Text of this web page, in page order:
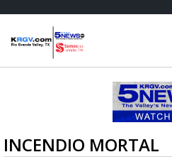
INCENDIO MORTAL